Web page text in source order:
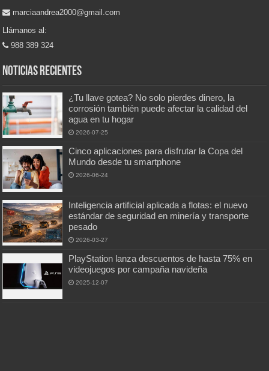
marciaandrea2000@gmail.com
Llámanos al:
988 389 324
Noticias recientes
¿Tu llave gotea? No solo pierdes dinero, la
corrosión también puede afectar la calidad del
agua en tu hogar
2026-07-25
Cinco aplicaciones para disfrutar la Copa del
Mundo desde tu smartphone
2026-06-24
Inteligencia artificial aplicada a flotas: el nuevo
estándar de seguridad en minería y transporte
pesado
2026-03-27
PlayStation lanza descuentos de hasta 75% en
videojuegos por campaña navideña
2025-12-07